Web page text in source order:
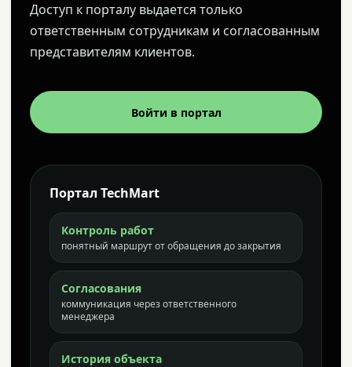
Доступ к порталу выдается только
ответственным сотрудникам и согласованным
представителям клиентов.
Войти в портал
Портал TechMart
Контроль работ
понятный маршрут от обращения до закрытия
Согласования
коммуникация через ответственного
менеджера
История объекта